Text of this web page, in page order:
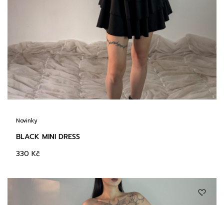
Novinky
BLACK MINI DRESS
330 Kč